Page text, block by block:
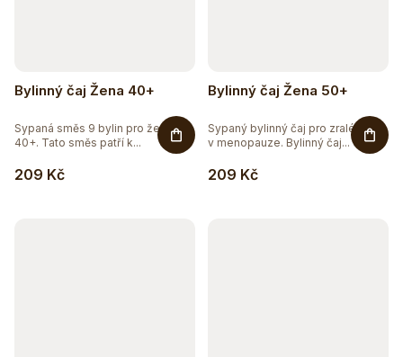
Bylinný čaj Žena 40+
209 Kč
Sypaná směs 9 bylin pro ženy
40+. Tato směs patří k...
Bylinný čaj Žena 50+
209 Kč
Sypaný bylinný čaj pro zralé ženy
v menopauze. Bylinný čaj...